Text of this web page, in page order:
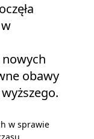
obawy
w sprawie